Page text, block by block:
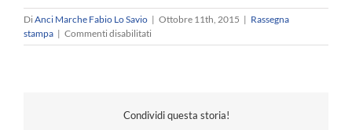
DiAnci Marche Fabio Lo Savio | Ottobre 11th, 2015 | Rassegna
stampa | Commenti disabilitatisu
Ansa
Condividi questa storia!